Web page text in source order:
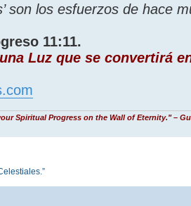
son los esfuerzos de hace
11:11.
Luz que se convertirá
Spiritual Progress on the Wall of Eternity." –